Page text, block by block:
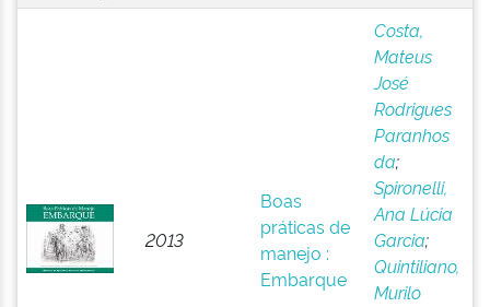
2013
Boas
práticas de
manejo :
Embarque
Costa,
Mateus
José
Rodrigues
Paranhos
da;
Spironelli,
Ana Lúcia
Garcia;
Quintiliano,
Murilo